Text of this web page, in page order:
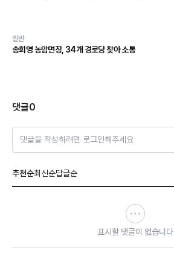
일반
송희영 농암면장, 34개 경로당 찾아 소통
댓글0
댓글을 작성하려면 로그인해주세요
추천순최신순답글순
표시할 댓글이 없습니다